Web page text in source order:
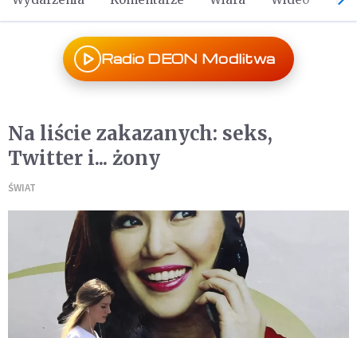
Radio DEON Modlitwa
Na liście zakazanych: seks,
Twitter i... żony
ŚWIAT